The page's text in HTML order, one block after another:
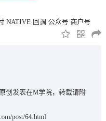
NATIVE 回调 公众号 商户号
创发表在M学院，转载请附
post/64.html